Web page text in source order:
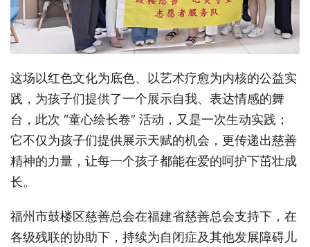
这场以红色文化为底色、以艺术疗愈为内核的公益实
践，为孩子们提供了一个展示自我、表达情感的舞
台， 此次 “童心绘长卷” 活动，又是一次生动实践；
它不仅为孩子们提供展示天赋的机会，更传递出慈善
精神的力量，让每一个孩子都能在爱的呵护下茁壮成
长。
福州市鼓楼区慈善总会在福建省慈善总会支持下，在
各级残联的协助下， 持续为自闭症及其他发展障碍儿